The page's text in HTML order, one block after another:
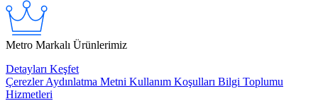
Metro Markalı Ürünlerimiz
Detayları Keşfet
ÇerezlerAydınlatma Metni Kullanım Koşulları Bilgi Toplumu
Hizmetleri